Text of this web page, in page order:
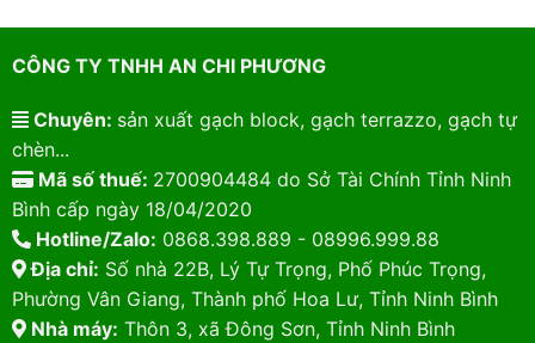
CÔNG TY TNHH AN CHI PHƯƠNG
Chuyên: sản xuất gạch block, gạch terrazzo, gạch tự
chèn...
Mã số thuế: 2700904484 do Sở Tài Chính Tỉnh Ninh
Bình cấp ngày 18/04/2020
Hotline/Zalo: 0868.398.889 - 08996.999.88
Địa chỉ: Số nhà 22B, Lý Tự Trọng, Phố Phúc Trọng,
Phường Vân Giang, Thành phố Hoa Lư, Tỉnh Ninh Bình
Nhà máy: Thôn 3, xã Đông Sơn, Tỉnh Ninh Bình